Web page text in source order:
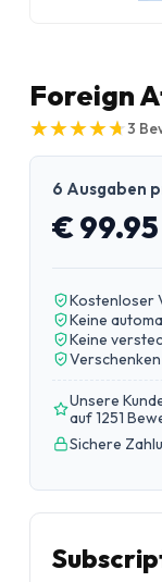
Foreign
★
★★
★★
★★
★★
★3
6 Ausgaben
€ 99.95
Kostenloser
Keine
Keine
Unsere
auf 1251
Sichere